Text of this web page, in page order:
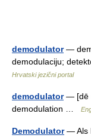
demodulator—
demodulaciju;
Hrvatski jezični portal
demodulator— [dē
demodulation …
Demodulator— Als